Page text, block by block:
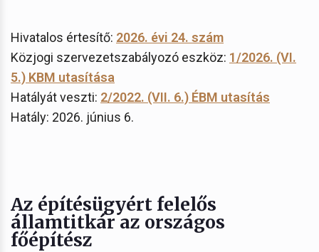
Hivatalos értesítő: 2026. évi 24. szám
Közjogi szervezetszabályozó eszköz: 1/2026. (VI.
5.) KBM utasítása
Hatályát veszti: 2/2022. (VII. 6.) ÉBM utasítás
Hatály: 2026. június 6.
Az építésügyért felelős
államtitkár az országos
főépítész